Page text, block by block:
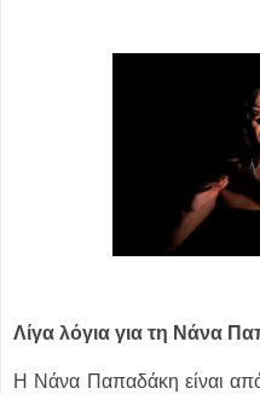
Λίγα λόγια για τη Νάνα
Η Νάνα Παπαδάκη είναι